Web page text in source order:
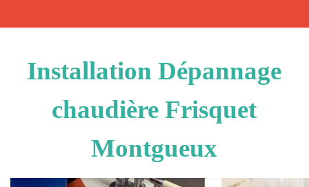
Installation Dépannage
chaudière Frisquet
Montgueux